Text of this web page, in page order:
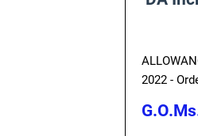
2022 -